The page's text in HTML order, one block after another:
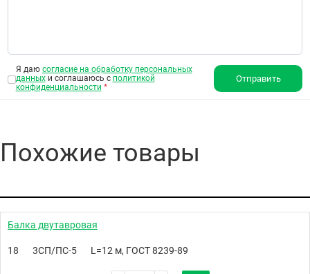
Я даю согласие на обработку персональных
данныхи соглашаюсь с политикой
конфиденциальности *
Отправить
Похожие товары
Балка двутавровая
18 3СП/ПС-5 L=12 м, ГОСТ 8239-89